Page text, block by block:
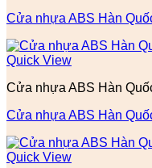
Cửa nhựa ABS Hàn
Quick View
Cửa nhựa ABS Hàn
Cửa nhựa ABS Hàn
Quick View